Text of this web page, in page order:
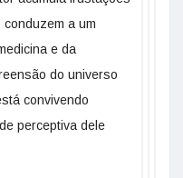
a um
e da
do universo
convivendo
perceptiva dele